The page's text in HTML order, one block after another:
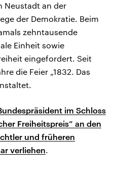
Neustadt an der
der Demokratie. Beim
zehntausende
Einheit sowie
eingefordert. Seit
die Feier „1832. Das
im Schloss
Freiheitspreis” an den
und früheren
verliehen.